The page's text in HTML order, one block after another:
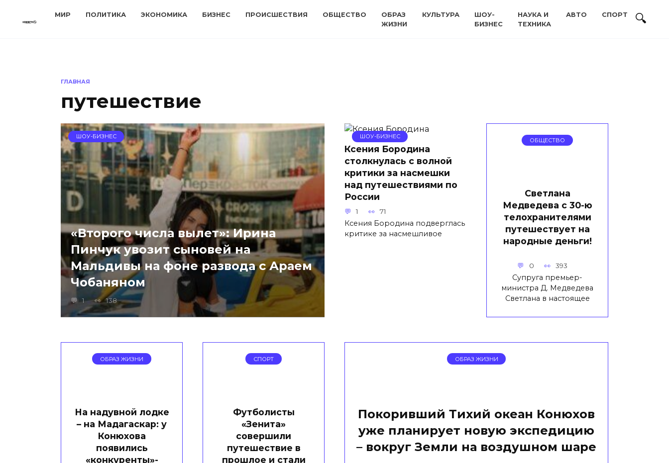
МИР ПОЛИТИКА ЭКОНОМИКА БИЗНЕС ПРОИСШЕСТВИЯ ОБЩЕСТВО
ОБРАЗ
ЖИЗНИ
КУЛЬТУРА
ШОУ-
БИЗНЕС
НАУКА И
ТЕХНИКА
АВТО СПОРТ
ГЛАВНАЯ
путешествие
ШОУ-БИЗНЕС
«Второго числа вылет»: Ирина
Пинчук увозит сыновей на
Мальдивы на фоне развода с Араем
Чобаняном
1 138
ШОУ-БИЗНЕС
Ксения Бородина
столкнулась с волной
критики за насмешки
над путешествиями по
России
1 71
Ксения Бородина подверглась
критике за насмешливое
ОБЩЕСТВО
Светлана
Медведева с 30-ю
телохранителями
путешествует на
народные деньги!
0 393
Супруга премьер-
министра Д. Медведева
Светлана в настоящее
ОБРАЗ ЖИЗНИ
На надувной лодке
– на Мадагаскар: у
Конюхова
появились
«конкуренты»-
СПОРТ
Футболисты
«Зенита»
совершили
путешествие в
прошлое и стали
ОБРАЗ ЖИЗНИ
Покоривший Тихий океан Конюхов
уже планирует новую экспедицию
– вокруг Земли на воздушном шаре